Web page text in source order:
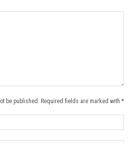
be published. Required fields are marked with *